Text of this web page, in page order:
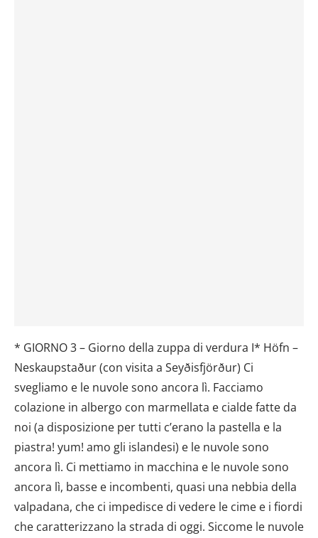
* GIORNO 3 – Giorno della zuppa di verdura I* Höfn –
Neskaupstaður (con visita a Seyðisfjörður) Ci
svegliamo e le nuvole sono ancora lì. Facciamo
colazione in albergo con marmellata e cialde fatte da
noi (a disposizione per tutti c’erano la pastella e la
piastra! yum! amo gli islandesi) e le nuvole sono
ancora lì. Ci mettiamo in macchina e le nuvole sono
ancora lì, basse e incombenti, quasi una nebbia della
valpadana, che ci impedisce di vedere le cime e i fiordi
che caratterizzano la strada di oggi. Siccome le nuvole